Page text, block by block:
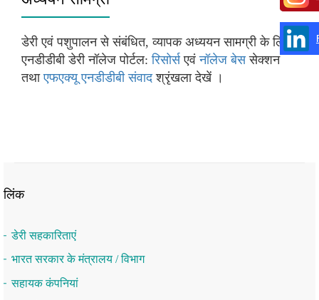
डेरी एवं पशुपालन से संबंधित, व्‍यापक अध्‍ययन सामग्री के लिए,
एनडीडीबी डेरी नॉलेज पोर्टल:रिसोर्सएवंनॉलेज बेससेक्‍शन
तथाएफएक्‍यू एनडीडीबी संवादश्रृंखला देखें ।
लिंक
डेरी सहकारिताएं
भारत सरकार के मंत्रालय / विभाग
सहायक कंपनियां